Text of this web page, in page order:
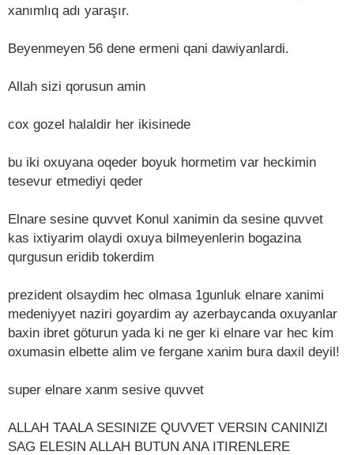
xanımlıq adı yaraşır.
Beyenmeyen 56 dene ermeni qani dawiyanlardi.
Allah sizi qorusun amin
cox gozel halaldir her ikisinede
bu iki oxuyana oqeder boyuk hormetim var heckimin
tesevur etmediyi qeder
Elnare sesine quvvet Konul xanimin da sesine quvvet
kas ixtiyarim olaydi oxuya bilmeyenlerin bogazina
qurgusun eridib tokerdim
prezident olsaydim hec olmasa 1gunluk elnare xanimi
medeniyyet naziri goyardim ay azerbaycanda oxuyanlar
baxin ibret göturun yada ki ne ger ki elnare var hec kim
oxumasin elbette alim ve fergane xanim bura daxil deyil!
super elnare xanm sesive quvvet
ALLAH TAALA SESINIZE QUVVET VERSIN CANINIZI
SAG ELESIN ALLAH BUTUN ANA ITIRENLERE